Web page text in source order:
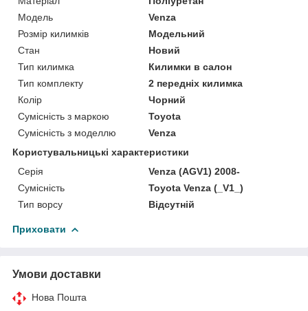
Модель
Venza
Розмір килимків
Модельний
Стан
Новий
Тип килимка
Килимки в салон
Тип комплекту
2 передніх килимка
Колір
Чорний
Сумісність з маркою
Toyota
Сумісність з моделлю
Venza
Користувальницькі характеристики
Серія
Venza (AGV1) 2008-
Сумісність
Toyota Venza (_V1_)
Тип ворсу
Відсутній
Приховати
Умови доставки
Нова Пошта